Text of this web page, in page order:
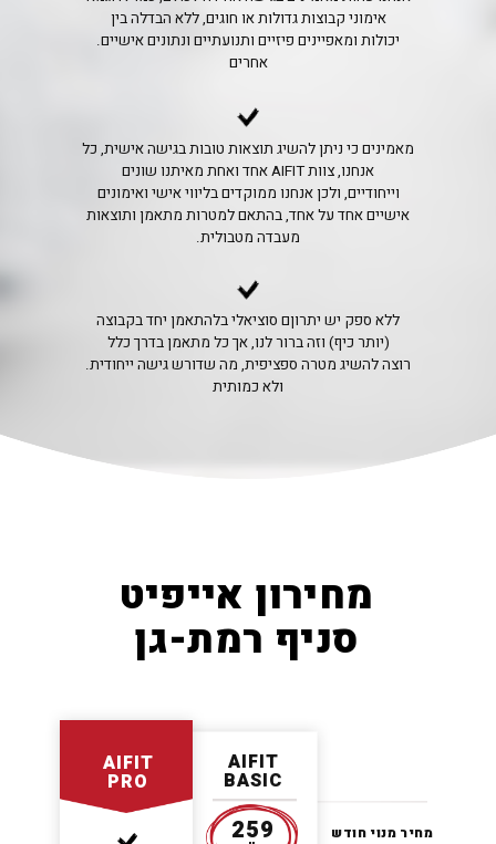
מחיר מנוי חודש
AIFIT
BASIC
259
AIFIT
PRO
מחירון אייפיט
סניף רמת-גן
אימוני קבוצות גדולות או חוגים, ללא הבדלה בין
.יכולות ומאפיינים פיזיים ותנועתיים ונתונים אישיים
אחרים
מאמינים כי ניתן להשיג תוצאות טובות בגישה אישית, כל
אחד ואחת מאיתנו שונים AIFIT אנחנו, צוות
וייחודיים, ולכן אנחנו ממוקדים בליווי אישי ואימונים
אישיים אחד על אחד, בהתאם למטרות מתאמן ותוצאות
.מעבדה מטבולית
ללא ספק יש יתרוןם סוציאלי בלהתאמן יחד בקבוצה
(יותר כיף) וזה ברור לנו, אך כל מתאמן בדרך כלל
.רוצה להשיג מטרה ספציפית, מה שדורש גישה ייחודית
ולא כמותית